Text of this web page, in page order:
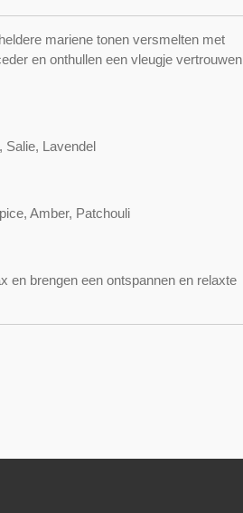
mariene tonen versmelten met
en onthullen een vleugje vertrouwen
Salie, Lavendel
Amber, Patchouli
en brengen een ontspannen en relaxte